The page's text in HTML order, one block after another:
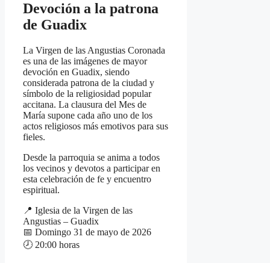
Devoción a la patrona
de Guadix
La Virgen de las Angustias Coronada
es una de las imágenes de mayor
devoción en Guadix, siendo
considerada patrona de la ciudad y
símbolo de la religiosidad popular
accitana. La clausura del Mes de
María supone cada año uno de los
actos religiosos más emotivos para sus
fieles.
Desde la parroquia se anima a todos
los vecinos y devotos a participar en
esta celebración de fe y encuentro
espiritual.
📍 Iglesia de la Virgen de las
Angustias – Guadix
📅 Domingo 31 de mayo de 2026
🕗 20:00 horas